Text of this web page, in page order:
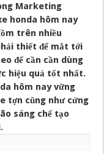
Marketing
honda hôm nay
trên nhiều
thiết để mắt tới
để cần cần dùng
hiệu quả tốt nhất.
hôm nay vững
tợn cũng như cứng
sáng chế tạo